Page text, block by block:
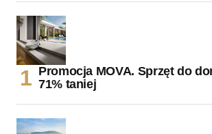
Promocja MOVA. Sprzęt do
71% taniej